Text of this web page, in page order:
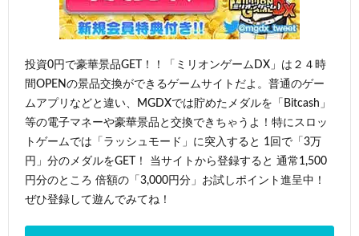
投資0円で豪華景品GET！！「ミリオンゲームDX」は２４時
間OPENの景品交換ができるゲームサイトだよ。普通のゲー
ムアプリなどと違い、MGDXでは貯めたメダルを「Bitcash」
等の電子マネーや豪華景品と交換できちゃうよ！特にスロッ
トゲームでは「ラッシュモード」に突入すると 1回で「3万
円」分のメダルをGET！ 当サイトから登録すると 通常1,500
円分のところ 倍額の「3,000円分」お試しポイント進呈中！
ぜひ登録して遊んでみてね！